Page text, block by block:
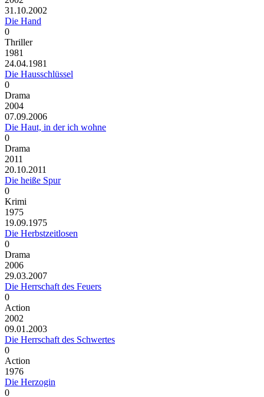
31.10.2002
Die Hand
0
Thriller
1981
24.04.1981
Die Hausschlüssel
0
Drama
2004
07.09.2006
Die Haut, in der ich wohne
0
Drama
2011
20.10.2011
Die heiße Spur
0
Krimi
1975
19.09.1975
Die Herbstzeitlosen
0
Drama
2006
29.03.2007
Die Herrschaft des Feuers
0
Action
2002
09.01.2003
Die Herrschaft des Schwertes
0
Action
1976
Die Herzogin
0